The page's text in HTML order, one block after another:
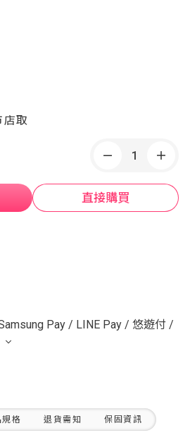
店取
直接購買
Pay / LINE Pay / 悠遊付 /
規格 退貨需知 保固資訊